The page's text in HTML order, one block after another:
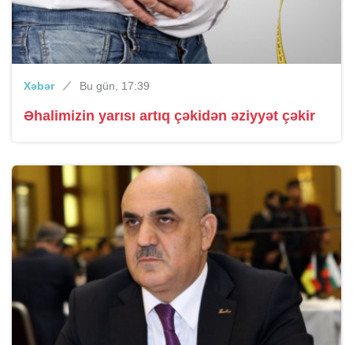
Xəbər Bu gün, 17:39
Əhalimizin yarısı artıq çəkidən əziyyət çəkir